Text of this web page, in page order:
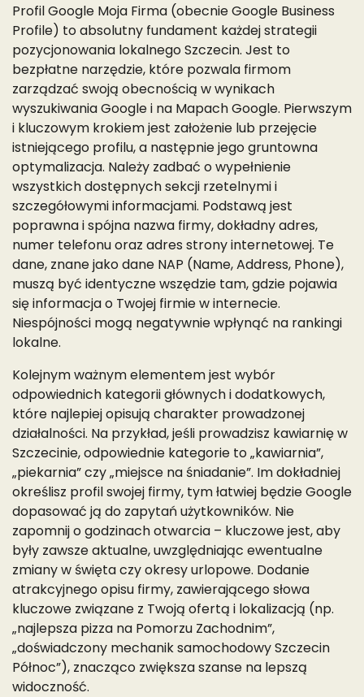
Profil Google Moja Firma (obecnie Google Business
Profile) to absolutny fundament każdej strategii
pozycjonowania lokalnego Szczecin. Jest to
bezpłatne narzędzie, które pozwala firmom
zarządzać swoją obecnością w wynikach
wyszukiwania Google i na Mapach Google. Pierwszym
i kluczowym krokiem jest założenie lub przejęcie
istniejącego profilu, a następnie jego gruntowna
optymalizacja. Należy zadbać o wypełnienie
wszystkich dostępnych sekcji rzetelnymi i
szczegółowymi informacjami. Podstawą jest
poprawna i spójna nazwa firmy, dokładny adres,
numer telefonu oraz adres strony internetowej. Te
dane, znane jako dane NAP (Name, Address, Phone),
muszą być identyczne wszędzie tam, gdzie pojawia
się informacja o Twojej firmie w internecie.
Niespójności mogą negatywnie wpłynąć na rankingi
lokalne.
Kolejnym ważnym elementem jest wybór
odpowiednich kategorii głównych i dodatkowych,
które najlepiej opisują charakter prowadzonej
działalności. Na przykład, jeśli prowadzisz kawiarnię w
Szczecinie, odpowiednie kategorie to „kawiarnia”,
„piekarnia” czy „miejsce na śniadanie”. Im dokładniej
określisz profil swojej firmy, tym łatwiej będzie Google
dopasować ją do zapytań użytkowników. Nie
zapomnij o godzinach otwarcia – kluczowe jest, aby
były zawsze aktualne, uwzględniając ewentualne
zmiany w święta czy okresy urlopowe. Dodanie
atrakcyjnego opisu firmy, zawierającego słowa
kluczowe związane z Twoją ofertą i lokalizacją (np.
„najlepsza pizza na Pomorzu Zachodnim”,
„doświadczony mechanik samochodowy Szczecin
Północ”), znacząco zwiększa szanse na lepszą
widoczność.